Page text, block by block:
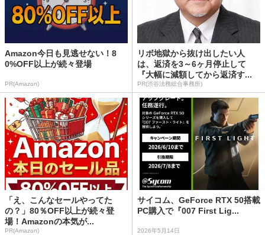
Amazon今日も見逃せない！8
0%OFF以上が続々登場
PR(Amazon)
リボ地獄から抜け出したい人
は、返済を3～6ヶ月停止して
『大幅に減額してから返済す...
PR(渋谷法務総合事務所)
「え、こんなセールやってた
の？」80％OFF以上が続々登
場！Amazonの本気が...
PR(Amazon)
サイコム、GeForce RTX 50搭載
PC購入で『007 First Lig...
2026年5月14日